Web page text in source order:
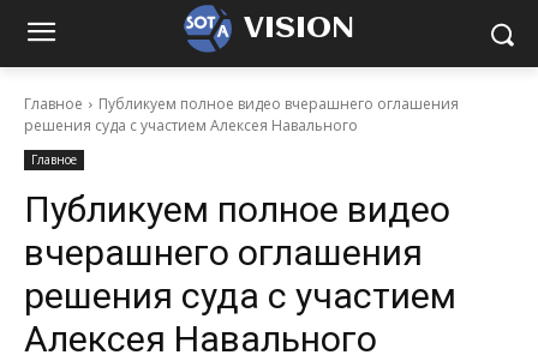
VISION
Главное
Публикуем полное видео вчерашнего оглашения
решения суда с участием Алексея Навального
Главное
Публикуем полное видео
вчерашнего оглашения
решения суда с участием
Алексея Навального